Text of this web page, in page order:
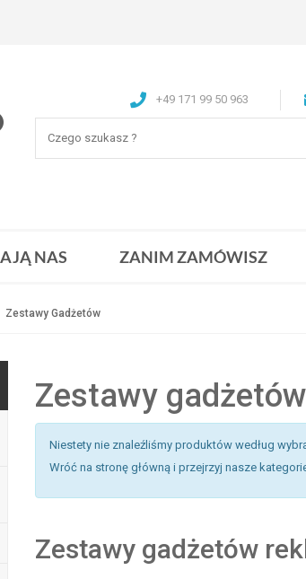
+49 171 99 50 963
NAS ZANIM ZAMÓWISZ
Zestawy Gadżetów
Zestawy
Niestety nie znaleźliśmy produktów według
Wróć na stronę główną i przejrzyj nasze
Zestawy gadżetów